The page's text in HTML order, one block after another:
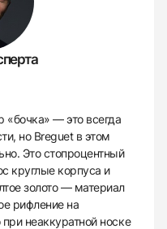
— это всегда
но Breguet в этом
Это стопроцентный
круглые корпуса и
золото — материал
рифление на
неаккуратной носке